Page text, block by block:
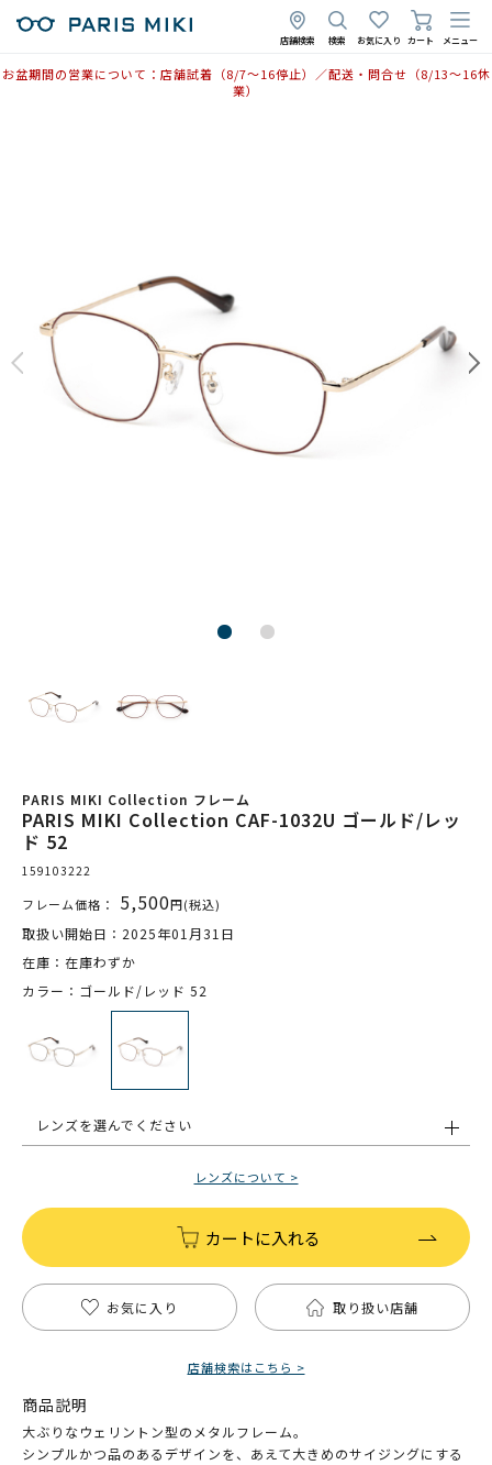
店舗検索 検索 お気に入り カート メニュー
お盆期間の営業について：店舗試着（8/7〜16停止）／配送・問合せ（8/13〜16休
業）
PARIS MIKI Collection フレーム
PARIS MIKI Collection CAF-1032U ゴールド/レッ
ド 52
159103222
フレーム価格： 5,500円(税込)
取扱い開始日：2025年01月31日
在庫：在庫わずか
カラー：ゴールド/レッド 52
レンズを選んでください
レンズについて >
カートに入れる
お気に入り 取り扱い店舗
店舗検索はこちら >
商品説明
大ぶりなウェリントン型のメタルフレーム。
シンプルかつ品のあるデザインを、あえて大きめのサイジングにする